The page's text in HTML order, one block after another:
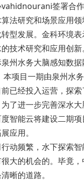
签署合
法研究和场景应用
型发展。金科环境
技术研究和应用创新。
州水务大脑感知数据
本项目一期由泉州水
已经投入运营，探索
了进一步完善深水
智能云将建设二期
应用。
动频繁，水下探索
大的机会的。毕竟
晰的道路。